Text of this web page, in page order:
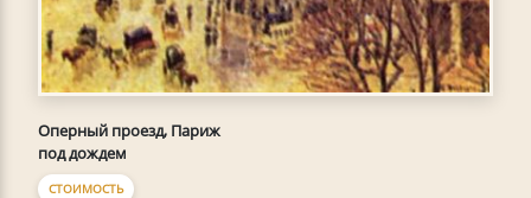
Оперный проезд, Париж
под дождем
СТОИМОСТЬ